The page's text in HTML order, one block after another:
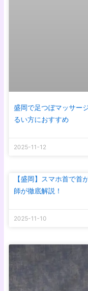
盛岡で足つぼマッサー
るい方におすすめ
2025-11-12
【盛岡】スマホ首で
師が徹底解説！
2025-11-10